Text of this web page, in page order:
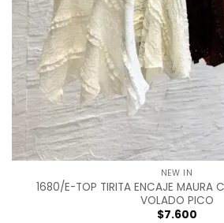
NEW IN
1680/E-TOP TIRITA ENCAJE MAURA
VOLADO PICO
$7.600